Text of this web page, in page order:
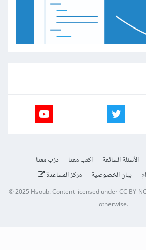
الأسئلة الشائعة اكتب معنا
درّب معنا
بيان الخصوصية مركز المساعدة
© 2025 Hsoub.Content licensed underCC BY-
otherwise.